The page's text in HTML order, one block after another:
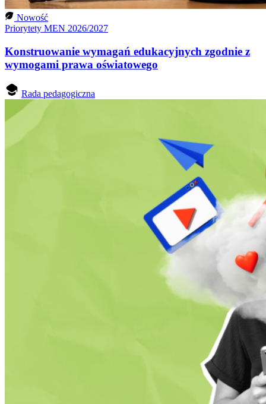
Nowość
Priorytety MEN 2026/2027
Konstruowanie wymagań edukacyjnych zgodnie z
wymogami prawa oświatowego
Rada pedagogiczna